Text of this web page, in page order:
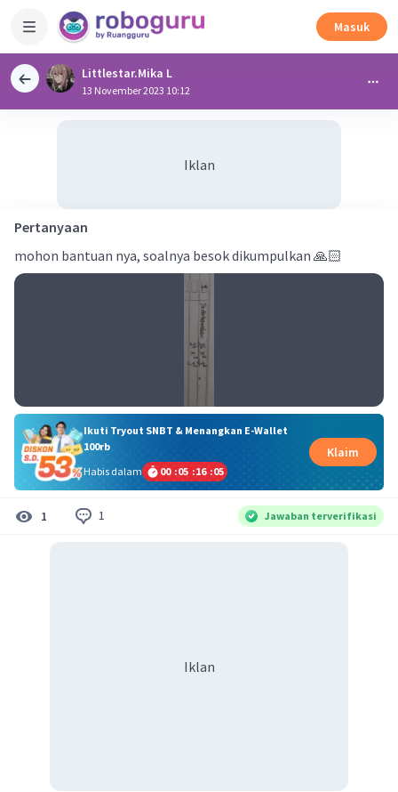
Masuk
Littlestar.Mika L
13 November 2023 10:12
Iklan
Pertanyaan
mohon bantuan nya, soalnya besok dikumpulkan 🙏🏻
Ikuti Tryout SNBT & Menangkan E-Wallet
100rb
Habis dalam
00 :05 :16 :04
Klaim
1 1 Jawaban terverifikasi
Iklan